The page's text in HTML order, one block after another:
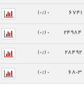
6741
0 (0%)
24984
0 (0%)
28492
0 (0%)
6803
0 (0%)